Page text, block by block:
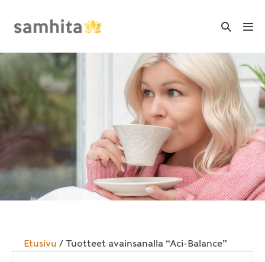
Search
Etusivu / Tuotteet avainsanalla “Aci-Balance”